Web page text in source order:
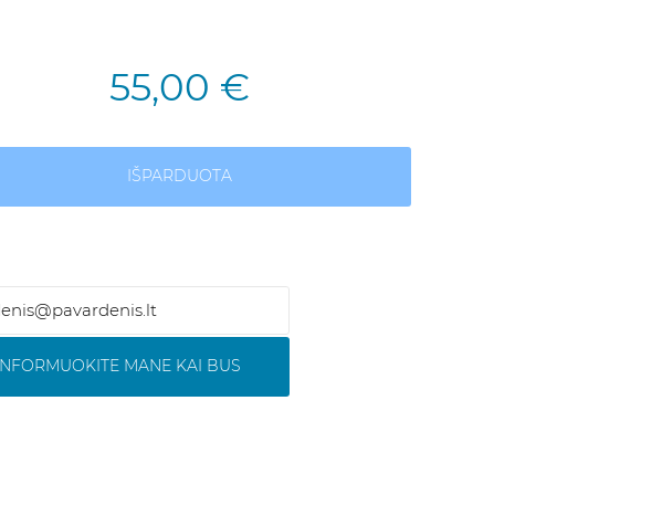
55,00 €
IŠPARDUOTA
INFORMUOKITE MANE KAI BUS